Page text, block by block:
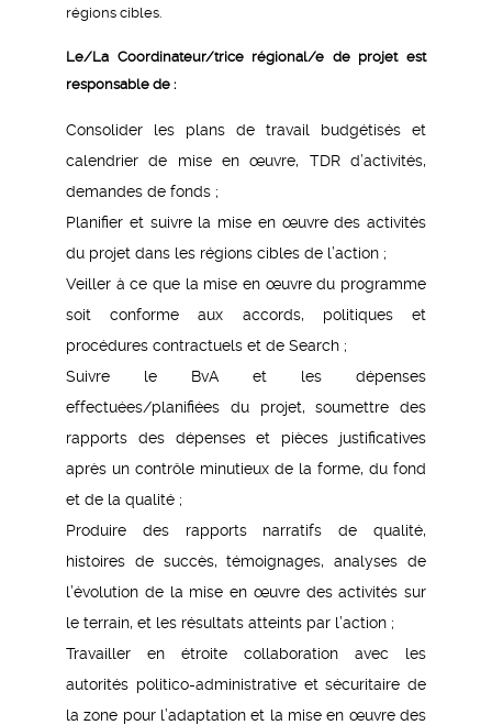
régions cibles.
Le/La Coordinateur/trice régional/e de projet est
responsable de :
Consolider les plans de travail budgétisés et
calendrier de mise en œuvre, TDR d’activités,
demandes de fonds ;
Planifier et suivre la mise en œuvre des activités
du projet dans les régions cibles de l’action ;
Veiller à ce que la mise en œuvre du programme
soit conforme aux accords, politiques et
procédures contractuels et de Search ;
Suivre le BvA et les dépenses
effectuées/planifiées du projet, soumettre des
rapports des dépenses et pièces justificatives
après un contrôle minutieux de la forme, du fond
et de la qualité ;
Produire des rapports narratifs de qualité,
histoires de succès, témoignages, analyses de
l’évolution de la mise en œuvre des activités sur
le terrain, et les résultats atteints par l’action ;
Travailler en étroite collaboration avec les
autorités politico-administrative et sécuritaire de
la zone pour l’adaptation et la mise en œuvre des